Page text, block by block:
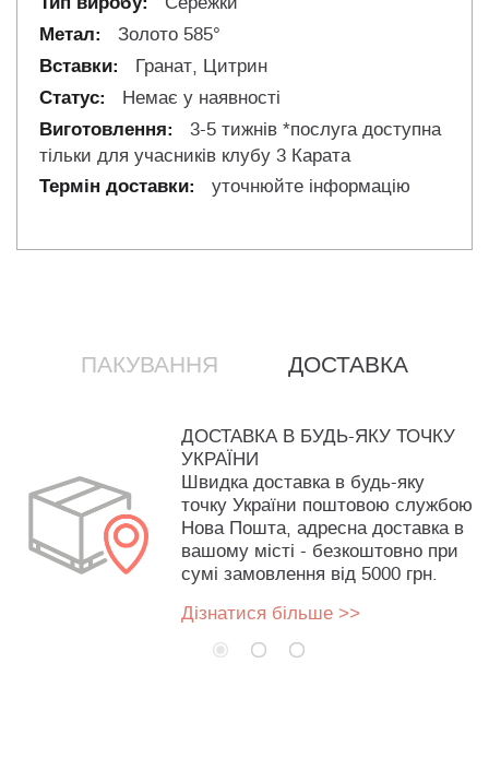
Золото 585°
Гранат, Цитрин
Немає у наявності
3-5 тижнів *послуга доступна
тільки для учасників клубу 3 Карата
уточнюйте інформацію
ПАКУВАННЯ ДОСТАВКА
ДОСТАВКА В БУДЬ-ЯКУ ТОЧКУ
УКРАЇНИ
Швидка доставка в будь-яку
точку України поштовою службою
Нова Пошта, адресна доставка в
вашому місті - безкоштовно при
сумі замовлення від 5000 грн.
Дізнатися більше >>